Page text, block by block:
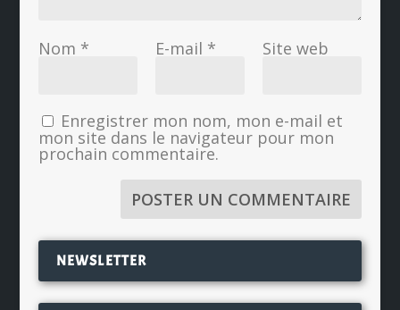
Nom * E-mail * Site web
Enregistrer mon nom, mon e-mail et
mon site dans le navigateur pour mon
prochain commentaire.
NEWSLETTER